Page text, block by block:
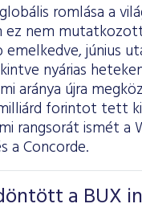
romlása a
ez nem
június
nyárias
aránya újra
forintot tett
rangsorát ismét a
a Concorde.
a BUX